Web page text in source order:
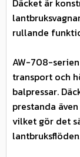
Däcket är
rullande
AW-708-
transport och
balpressar.
prestanda
vilket gör det